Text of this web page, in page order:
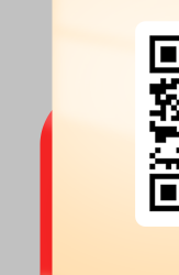
司2025年年度股东会决议公告
于2026-05-18召开